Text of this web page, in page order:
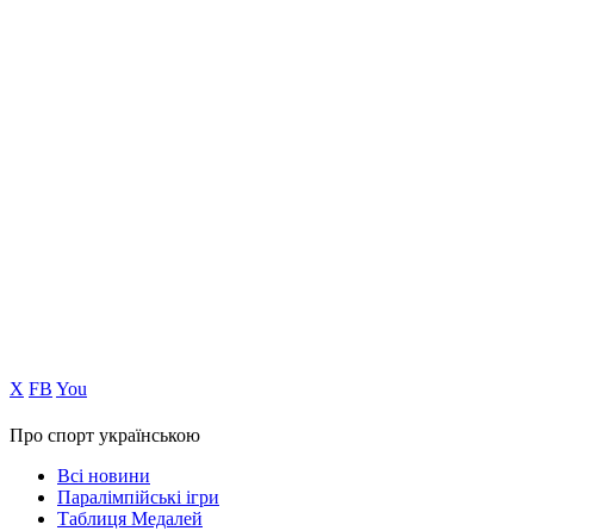
Х FB You
Про спорт українською
Всі новини
Паралімпійські ігри
Таблиця Медалей